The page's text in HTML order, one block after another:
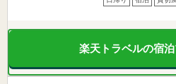
楽天トラベルの宿